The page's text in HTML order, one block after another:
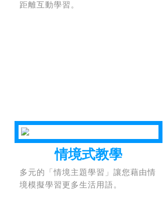
距離互動學習。
情境式教學
多元的「情境主題學習」讓您藉由情
境模擬學習更多生活用語。